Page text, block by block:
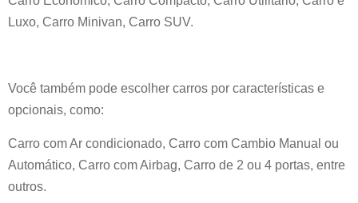
Luxo, Carro Minivan, Carro SUV.
Você também pode escolher carros por características e
opcionais, como:
Carro com Ar condicionado, Carro com Cambio Manual ou
Automático, Carro com Airbag, Carro de 2 ou 4 portas, entre
outros.